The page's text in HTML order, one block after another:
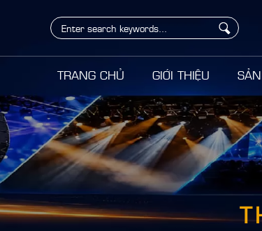
TRANG CHỦ GIỚI THIỆU
<